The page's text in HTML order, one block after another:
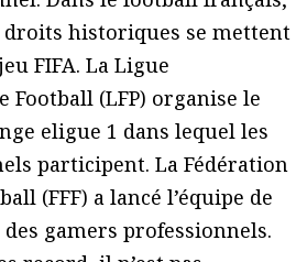
droits historiques se mettent
FIFA. La Ligue
Football (LFP) organise le
eligue 1 dans lequel les
participent. La Fédération
(FFF) a lancé l’équipe de
gamers professionnels.